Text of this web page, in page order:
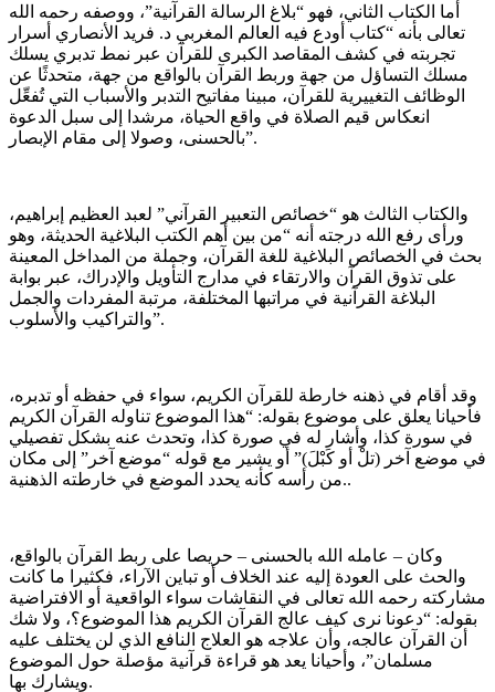
أما الكتاب الثاني، فهو “بلاغ الرسالة القرآنية”، ووصفه رحمه الله
تعالى بأنه “كتاب أودع فيه العالم المغربي د. فريد الأنصاري أسرار
تجربته في كشف المقاصد الكبرى للقرآن عبر نمط تدبري يسلك
مسلك التساؤل من جهة وربط القرآن بالواقع من جهة، متحدثًا عن
الوظائف التغييرية للقرآن، مبينا مفاتيح التدبر والأسباب التي تُفعِّل
انعكاس قيم الصلاة في واقع الحياة، مرشدا إلى سبل الدعوة
بالحسنى، وصولا إلى مقام الإبصار”.
والكتاب الثالث هو “خصائص التعبير القرآني” لعبد العظيم إبراهيم،
ورأى رفع الله درجته أنه “من بين أهم الكتب البلاغية الحديثة، وهو
بحث في الخصائص البلاغية للغة القرآن، وجملة من المداخل المعينة
على تذوق القرآن والارتقاء في مدارج التأويل والإدراك، عبر بوابة
البلاغة القرآنية في مراتبها المختلفة، مرتبة المفردات والجمل
والتراكيب والأسلوب”.
وقد أقام في ذهنه خارطة للقرآن الكريم، سواء في حفظه أو تدبره،
فأحيانا يعلق على موضوع بقوله: “هذا الموضوع تناوله القرآن الكريم
في سورة كذا، وأشار له في صورة كذا، وتحدث عنه بشكل تفصيلي
في موضع آخر (تلْ أو كَبْلَ)” أو يشير مع قوله “موضع آخر” إلى مكان
من رأسه كأنه يحدد الموضع في خارطته الذهنية..
وكان – عامله الله بالحسنى – حريصا على ربط القرآن بالواقع،
والحث على العودة إليه عند الخلاف أو تباين الآراء، فكثيرا ما كانت
مشاركته رحمه الله تعالى في النقاشات سواء الواقعية أو الافتراضية
بقوله: “دعونا نرى كيف عالج القرآن الكريم هذا الموضوع؟، ولا شك
أن القرآن عالجه، وأن علاجه هو العلاج النافع الذي لن يختلف عليه
مسلمان”، وأحيانا يعد هو قراءة قرآنية مؤصلة حول الموضوع
ويشارك بها.